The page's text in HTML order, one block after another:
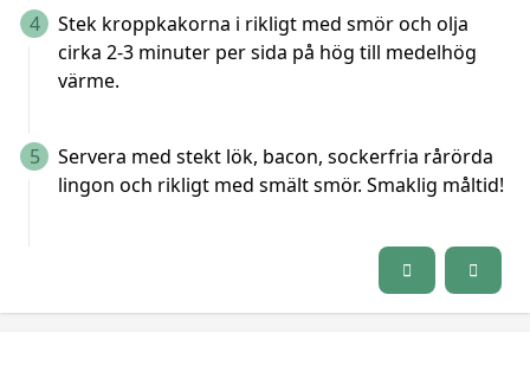
4
Stek kroppkakorna i rikligt med smör och olja
cirka 2-3 minuter per sida på hög till medelhög
värme.
5
Servera med stekt lök, bacon, sockerfria rårörda
lingon och rikligt med smält smör. Smaklig måltid!